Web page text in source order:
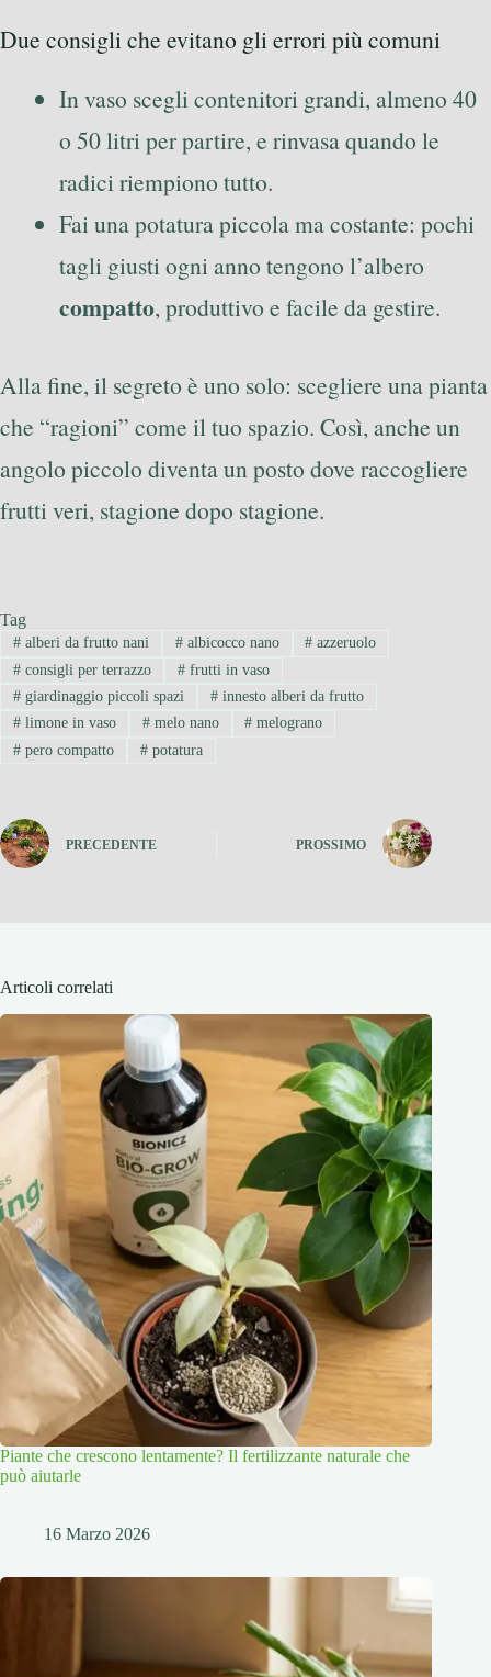
Due consigli che evitano gli errori più comuni
In vaso scegli contenitori grandi, almeno 40
o 50 litri per partire, e rinvasa quando le
radici riempiono tutto.
Fai una potatura piccola ma costante: pochi
tagli giusti ogni anno tengono l’albero
compatto, produttivo e facile da gestire.
Alla fine, il segreto è uno solo: scegliere una pianta
che “ragioni” come il tuo spazio. Così, anche un
angolo piccolo diventa un posto dove raccogliere
frutti veri, stagione dopo stagione.
Tag
#alberi da frutto nani #albicocco nano # azzeruolo
#consigli per terrazzo #frutti in vaso
#giardinaggio piccoli spazi #innesto alberi da frutto
#limone in vaso #melo nano # melograno
#pero compatto #potatura
PRECEDENTE PROSSIMO
Articoli correlati
Piante che crescono lentamente? Il fertilizzante naturale che
può aiutarle
16 Marzo 2026